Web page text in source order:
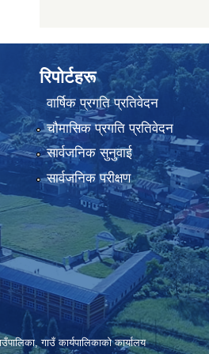
रिपोर्टहरू
वार्षिक प्रगति प्रतिवेदन
चौमासिक प्रगति प्रतिवेदन
सार्वजनिक सुनुवाई
सार्वजनिक परीक्षण
गाउँ कार्यपालिकाको कार्यालय